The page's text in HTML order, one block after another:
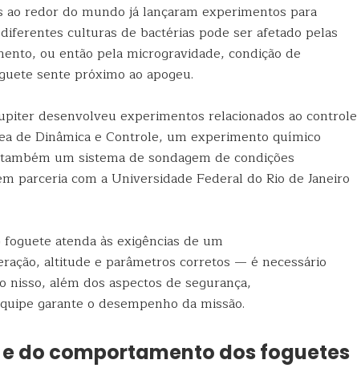
redor do mundo já lançaram experimentos para
culturas de bactérias pode ser afetado pelas
ou então pela microgravidade, condição de
sente próximo ao apogeu.
desenvolveu experimentos relacionados ao controle
de Dinâmica e Controle, um experimento químico
um sistema de sondagem de condições
parceria com a Universidade Federal do Rio de Janeiro
atenda às exigências de um
altitude e parâmetros corretos — é necessário
nisso, além dos aspectos de segurança,
garante o desempenho da missão.
do comportamento dos foguetes